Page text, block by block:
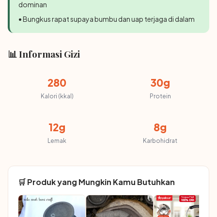
dominan
• Bungkus rapat supaya bumbu dan uap terjaga di dalam
📊 Informasi Gizi
280
Kalori (kkal)
30g
Protein
12g
Lemak
8g
Karbohidrat
🛒 Produk yang Mungkin Kamu Butuhkan